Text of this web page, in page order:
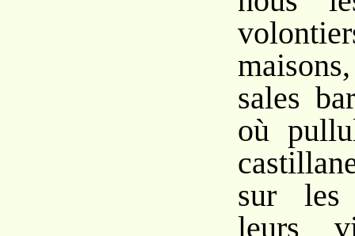
sales
où
sur les
leurs